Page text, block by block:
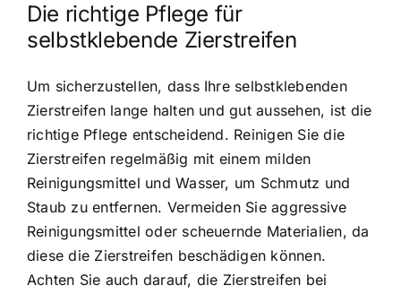
Die richtige Pflege für
selbstklebende Zierstreifen
Um sicherzustellen, dass Ihre selbstklebenden
Zierstreifen lange halten und gut aussehen, ist die
richtige Pflege entscheidend. Reinigen Sie die
Zierstreifen regelmäßig mit einem milden
Reinigungsmittel und Wasser, um Schmutz und
Staub zu entfernen. Vermeiden Sie aggressive
Reinigungsmittel oder scheuernde Materialien, da
diese die Zierstreifen beschädigen können.
Achten Sie auch darauf, die Zierstreifen bei